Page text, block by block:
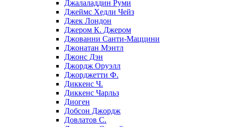
Джалаладдин Руми
Джеймс Хедли Чейз
Джек Лондон
Джером К. Джером
Джованни Санти-Маццини
Джонатан Мэнтл
Джонс Дэн
Джордж Оруэлл
Джорджетти Ф.
Диккенс Ч.
Диккенс Чарльз
Диоген
Добсон Джордж
Довлатов С.